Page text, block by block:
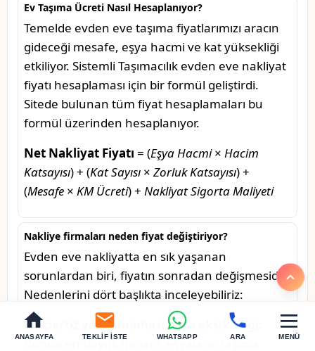
ANASAYFA TEKLIF İSTE WHATSAPP ARA MENÜ
Ev Taşıma Ücreti Nasıl Hesaplanıyor?
Temelde evden eve taşıma fiyatlarımızı aracın
gideceği mesafe, eşya hacmi ve kat yüksekliği
etkiliyor. Sistemli Taşımacılık evden eve nakliyat
fiyatı hesaplaması için bir formül geliştirdi.
Sitede bulunan tüm fiyat hesaplamaları bu
formül üzerinden hesaplanıyor.
Net Nakliyat Fiyatı = (Eşya Hacmi× Hacim
Katsayısı) + (Kat Sayısı × Zorluk Katsayısı) +
(Mesafe × KM Ücreti) + Nakliyat Sigorta Maliyeti
Nakliye firmaları neden fiyat değiştiriyor?
Evden eve nakliyatta en sık yaşanan
sorunlardan biri, fiyatın sonradan değişmesidir.
Nedenlerini dört başlıkta inceleyebiliriz:
Ekspertiz yapılamaması veya eksik bilgi:
Bunun en büyük nedeni, eşyaların taşıma